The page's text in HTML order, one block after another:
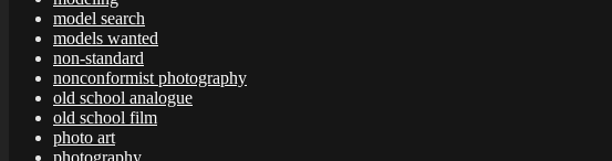
model search
models wanted
non-standard
nonconformist photography
old school analogue
old school film
photo art
photography